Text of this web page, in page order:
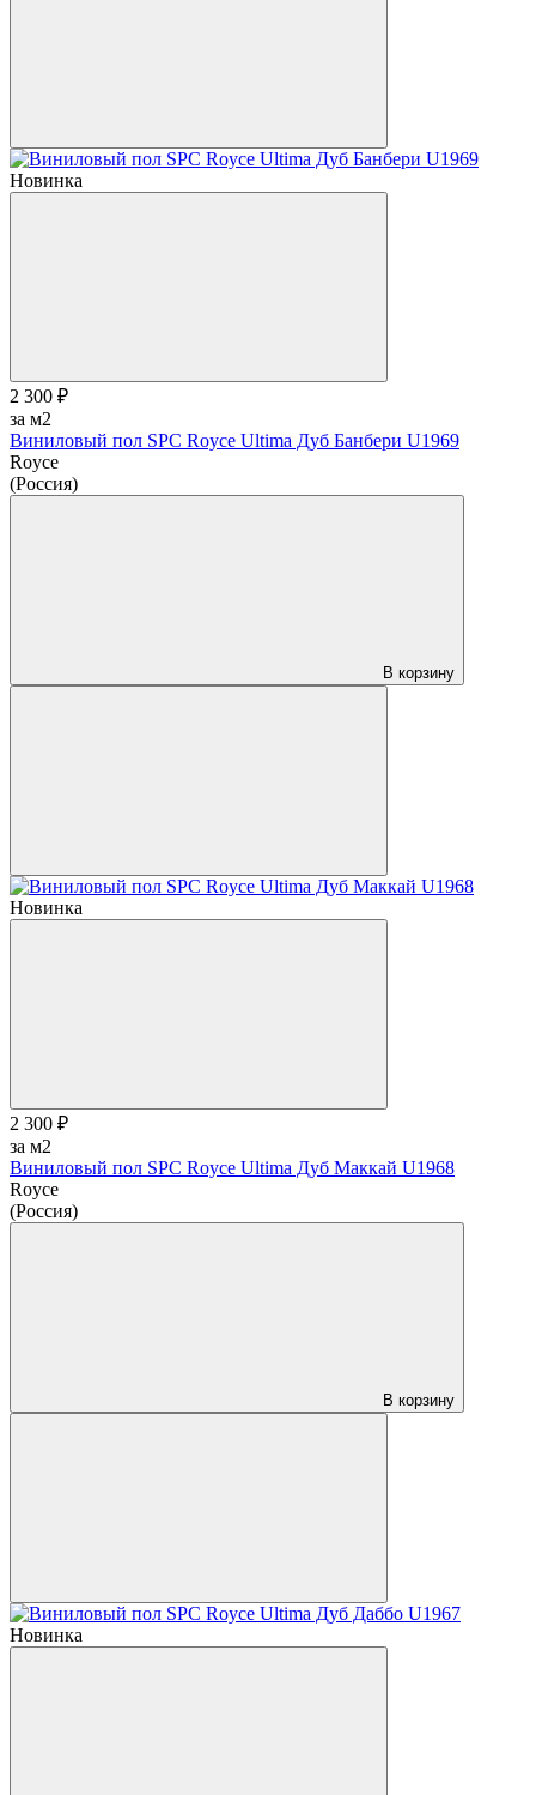
Новинка
2 300 ₽
за м2
Виниловый пол SPC Royce Ultima Дуб Банбери U1969
Royce
(Россия)
В корзину
Новинка
2 300 ₽
за м2
Виниловый пол SPC Royce Ultima Дуб Маккай U1968
Royce
(Россия)
В корзину
Новинка